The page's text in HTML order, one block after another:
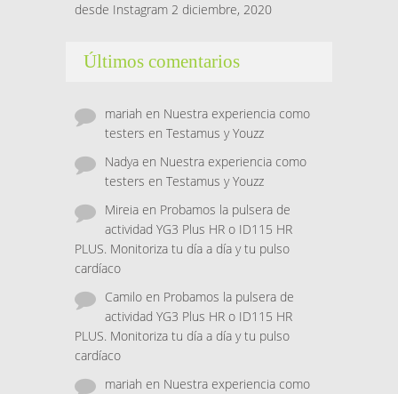
desde Instagram 2 diciembre, 2020
Últimos comentarios
mariah en Nuestra experiencia como
testers en Testamus y Youzz
Nadya en Nuestra experiencia como
testers en Testamus y Youzz
Mireia en Probamos la pulsera de
actividad YG3 Plus HR o ID115 HR
PLUS. Monitoriza tu día a día y tu pulso
cardíaco
Camilo en Probamos la pulsera de
actividad YG3 Plus HR o ID115 HR
PLUS. Monitoriza tu día a día y tu pulso
cardíaco
mariah en Nuestra experiencia como